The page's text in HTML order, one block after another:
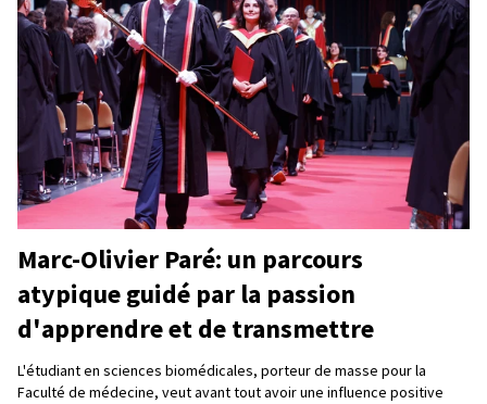
Marc-Olivier Paré: un parcours
atypique guidé par la passion
d'apprendre et de transmettre
L'étudiant en sciences biomédicales, porteur de masse pour la
Faculté de médecine, veut avant tout avoir une influence positive